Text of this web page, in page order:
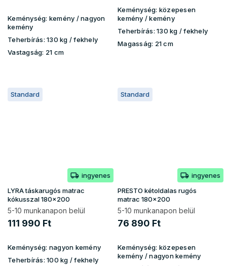
Keménység: kemény / nagyon
kemény
Teherbírás: 130 kg​​​​ / fekhely
Vastagság: 21 cm
Keménység: közepesen
kemény / kemény
Teherbírás: 130 kg ​​​​/ fekhely
Magasság: 21 cm
Standard
ingyenes
LYRA táskarugós matrac
kókusszal 180x200
5-10 munkanapon belül
111 990 Ft
Keménység: nagyon kemény
Teherbírás: 100 kg / fekhely
Standard
ingyenes
PRESTO kétoldalas rugós
matrac 180x200
5-10 munkanapon belül
76 890 Ft
Keménység: közepesen
kemény / nagyon kemény